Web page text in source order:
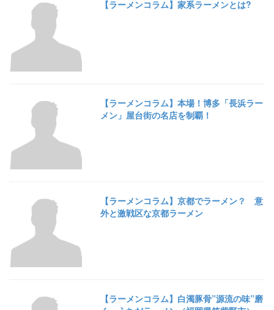
【ラーメンコラム】家系ラーメンとは?
【ラーメンコラム】本場！博多「長浜ラー
メン」屋台街の名店を制覇！
【ラーメンコラム】京都でラーメン？ 意
外と激戦区な京都ラーメン
【ラーメンコラム】白濁豚骨”源流の味”磨